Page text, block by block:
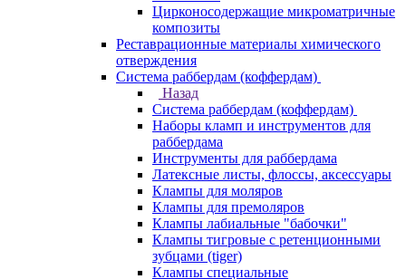
Цирконосодержащие микроматричные
композиты
Реставрационные материалы химического
отверждения
Система раббердам (коффердам)
Назад
Система раббердам (коффердам)
Наборы кламп и инструментов для
раббердама
Инструменты для раббердама
Латексные листы, флоссы, аксессуары
Клампы для моляров
Клампы для премоляров
Клампы лабиальные "бабочки"
Клампы тигровые с ретенционными
зубцами (tiger)
Клампы специальные